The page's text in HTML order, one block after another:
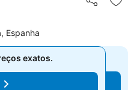
Partilhar
Espanha
exatos.
exatos.